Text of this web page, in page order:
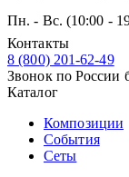
Пн. - Вс. (10:00 -
Контакты
8 (800) 201-62-49
Звонок по России
Каталог
Композиции
События
Сеты